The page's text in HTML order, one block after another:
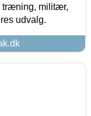
træning, militær,
udvalg.